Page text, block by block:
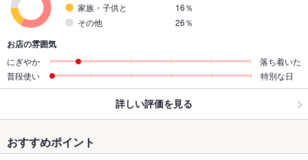
家族・子供と
16％
その他
26％
お店の雰囲気
にぎやか
落ち着いた
普段使い
特別な日
詳しい評価を見る
おすすめポイント